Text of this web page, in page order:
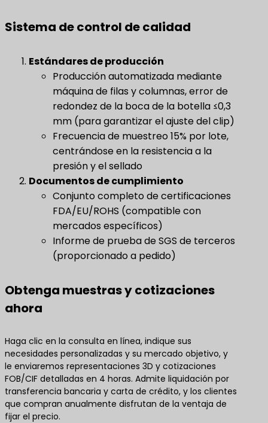
Sistema de control de calidad
Estándares de producción
Producción automatizada mediante
máquina de filas y columnas, error de
redondez de la boca de la botella ≤0,3
mm (para garantizar el ajuste del clip)
Frecuencia de muestreo 15% por lote,
centrándose en la resistencia a la
presión y el sellado
Documentos de cumplimiento
Conjunto completo de certificaciones
FDA/EU/ROHS (compatible con
mercados específicos)
Informe de prueba de SGS de terceros
(proporcionado a pedido)
Obtenga muestras y cotizaciones
ahora
Haga clic en la consulta en línea, indique sus
necesidades personalizadas y su mercado objetivo, y
le enviaremos representaciones 3D y cotizaciones
FOB/CIF detalladas en 4 horas. Admite liquidación por
transferencia bancaria y carta de crédito, y los clientes
que compran anualmente disfrutan de la ventaja de
fijar el precio.